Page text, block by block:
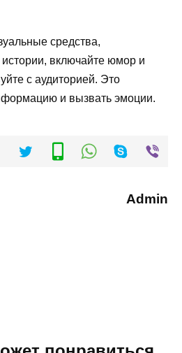
средства,
включайте юмор и
с аудиторией. Это
и вызвать эмоции.
Admin